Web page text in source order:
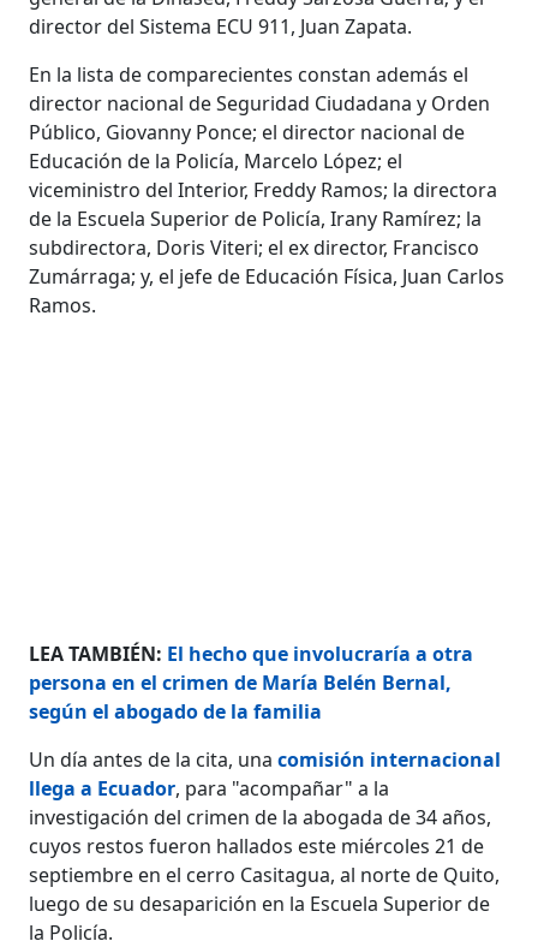
director del Sistema ECU 911, Juan Zapata.
En la lista de comparecientes constan además el
director nacional de Seguridad Ciudadana y Orden
Público, Giovanny Ponce; el director nacional de
Educación de la Policía, Marcelo López; el
viceministro del Interior, Freddy Ramos; la directora
de la Escuela Superior de Policía, Irany Ramírez; la
subdirectora, Doris Viteri; el ex director, Francisco
Zumárraga; y, el jefe de Educación Física, Juan Carlos
Ramos.
LEA TAMBIÉN: El hecho que involucraría a otra
persona en el crimen de María Belén Bernal,
según el abogado de la familia
Un día antes de la cita, unacomisión internacional
llega a Ecuador, para "acompañar" a la
investigación del crimen de la abogada de 34 años,
cuyos restos fueron hallados este miércoles 21 de
septiembre en el cerro Casitagua, al norte de Quito,
luego de su desaparición en la Escuela Superior de
la Policía.